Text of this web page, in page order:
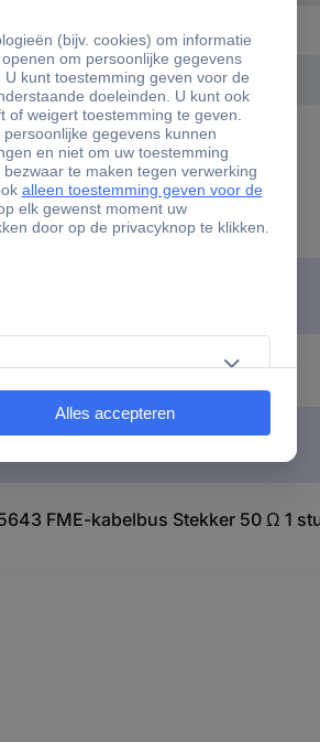
Piece
FME-kabelbus Stekker 50 Ω 1